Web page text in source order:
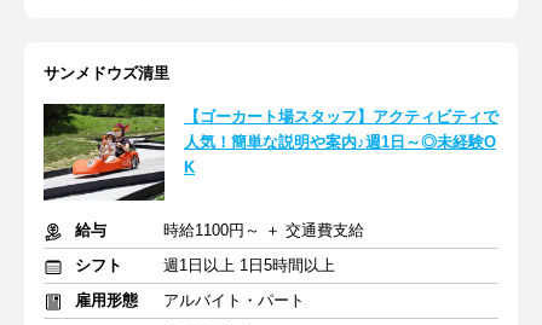
サンメドウズ清里
【ゴーカート場スタッフ】アクティビティで
人気！簡単な説明や案内♪週1日～◎未経験O
K
給与
時給1100円～ ＋ 交通費支給
シフト
週1日以上 1日5時間以上
雇用形態
アルバイト・パート